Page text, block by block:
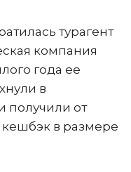
турагент
компания
года ее
в
получили от
кешбэк в размере